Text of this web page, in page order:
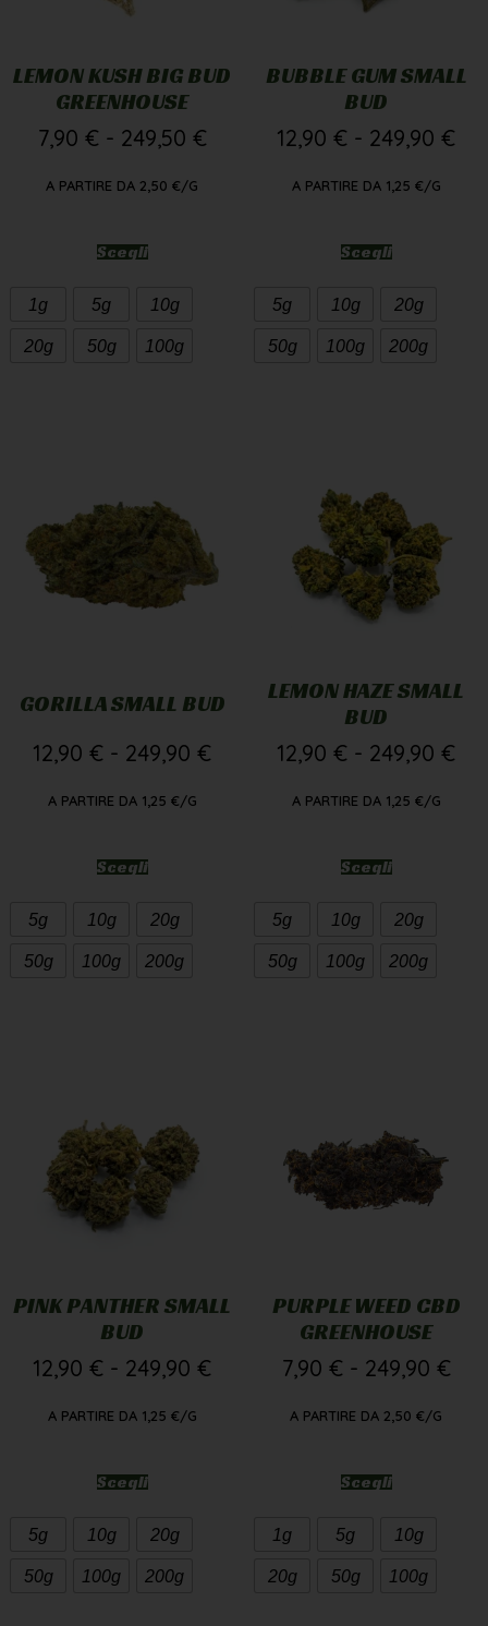
LEMON KUSH BIG BUD
7,90 € - 249,50€
A PARTIRE DA2,50€/G
5g
20g 50g 100g
12,90€ - 249,90€
A PARTIRE DA1,25€/G
10g
50g 100g 200g
12,90€ - 249,90€
A PARTIRE DA1,25€/G
10g
50g 100g 200g
12,90€ - 249,90€
A PARTIRE DA1,25€/G
10g
50g 100g 200g
12,90€ - 249,90€
A PARTIRE DA1,25€/G
10g
50g 100g 200g
7,90€ - 249,90€
A PARTIRE DA2,50€/G
5g
20g 50g 100g
Hai Più Di 18 Anni?